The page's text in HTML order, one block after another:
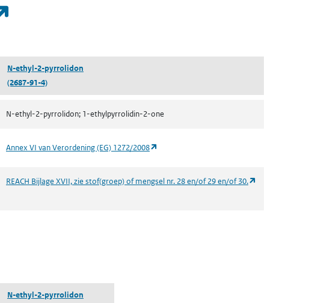
N-ethyl-2-pyrrolidon
(2687-91-4)
N-ethyl-2-pyrrolidon; 1-ethylpyrrolidin-2-one
Annex VI van Verordening (EG) 1272/2008
REACH Bijlage XVII, zie stof(groep) of mengsel nr. 28 en/of 29 en/of 30.
N-ethyl-2-pyrrolidon